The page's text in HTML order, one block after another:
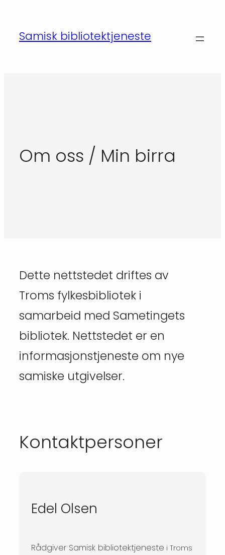
innholdSamisk bibliotektjeneste
Om oss / Min birra
Dette nettstedet driftes av
Troms fylkesbibliotek i
samarbeid med Sametingets
bibliotek. Nettstedet er en
informasjonstjeneste om nye
samiske utgivelser.
Kontaktpersoner
Edel Olsen
Rådgiver Samisk bibliotektjeneste i Troms